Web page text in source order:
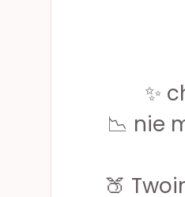
✨
📉 nie
🍑